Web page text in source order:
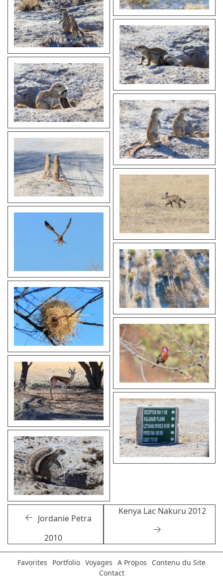
Jordanie Petra
2010
Kenya Lac Nakuru 2012
Favorites Portfolio Voyages A Propos
Contenu du Site
Contact